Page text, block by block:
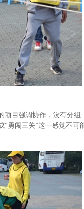
目强调协作，没有分
勇闯三关”这一感觉不